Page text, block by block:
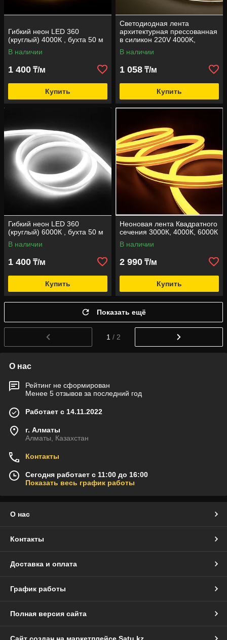
Гибкий неон LED 360
(круглый) 4000К , бухта 50 м
В наличии
1 400 ₸/м
Купить
Светодиодная лента
архитектурная прессованная
в силикон 220V 4000K,
3000К, 6000К
В наличии
1 058 ₸/м
Купить
Гибкий неон LED 360
(круглый) 6000К , бухта 50 м
В наличии
1 400 ₸/м
Купить
Неоновая лента Квадратного
сечения 3000К, 4000К, 6000К
В наличии
2 990 ₸/м
Купить
Показать ещё
1 / 2
О нас
Рейтинг не сформирован
Менее 5 отзывов за последний год
Работает с 14.11.2022
г. Алматы
Алматы, Казахстан
Контакты
Сегодня работает с 11:00 до 16:00
Показать весь график работы
О нас
Контакты
Доставка и оплата
График работы
Полная версия сайта